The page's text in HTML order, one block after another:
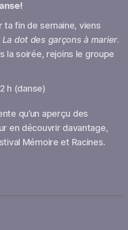
ta fin de semaine, viens
La dot des garçons à marier.
la soirée, rejoins le groupe
h (danse)
qu’un aperçu des
en découvrir davantage,
Mémoire et Racines.